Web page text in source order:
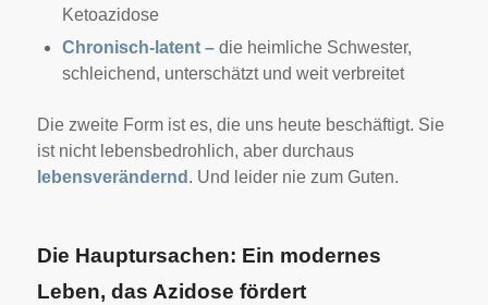
Ketoazidose
Chronisch-latent – die heimliche Schwester,
schleichend, unterschätzt und weit verbreitet
Die zweite Form ist es, die uns heute beschäftigt. Sie
ist nicht lebensbedrohlich, aber durchaus
lebensverändernd . Und leider nie zum Guten.
Die Hauptursachen: Ein modernes
Leben, das Azidose fördert